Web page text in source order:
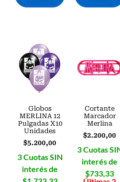
Globos
MERLINA 12
Pulgadas X10
Unidades
$5.200,00
3 Cuotas SIN
interés de
Cortante
Marcador
Merlina
$2.200,00
3 Cuotas
interés de
$733,33